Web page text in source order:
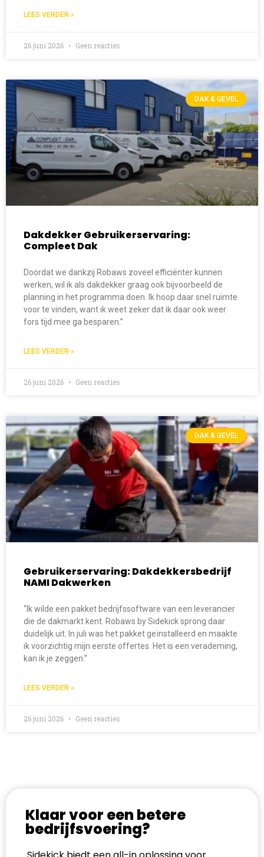
LEES VERDER »
26 juni 2026 Geen reacties
DAK & GEVEL
Dakdekker Gebruikerservaring:
Compleet Dak
Doordat we dankzij Robaws zoveel efficiënter kunnen
werken, wil ik als dakdekker graag ook bijvoorbeeld de
planning in het programma doen. Ik hoop daar snel ruimte
voor te vinden, want ik weet zeker dat ik daar ook weer
fors tijd mee ga besparen.”
LEES VERDER »
26 juni 2026 Geen reacties
DAK & GEVEL
Gebruikerservaring: Dakdekkersbedrijf
NAMI Dakwerken
“Ik wilde een pakket bedrijfssoftware van een leverancier
die de dakmarkt kent. Robaws by Sidekick sprong daar
duidelijk uit. In juli was het pakket geïnstalleerd en maakte
ik voorzichtig mijn eerste offertes. Het is een verademing,
kan ik je zeggen.”
LEES VERDER »
26 juni 2026 Geen reacties
Klaar voor een betere
bedrijfsvoering?